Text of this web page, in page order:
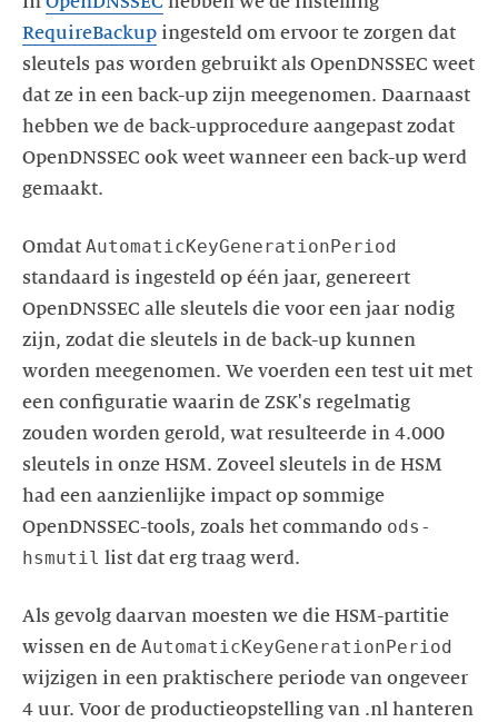
RequireBackup ingesteld om ervoor te zorgen dat
sleutels pas worden gebruikt als OpenDNSSEC weet
dat ze in een back-up zijn meegenomen. Daarnaast
hebben we de back-upprocedure aangepast zodat
OpenDNSSEC ook weet wanneer een back-up werd
Omdat AutomaticKeyGenerationPeriod
standaard is ingesteld op één jaar, genereert
OpenDNSSEC alle sleutels die voor een jaar nodig
zijn, zodat die sleutels in de back-up kunnen
worden meegenomen. We voerden een test uit met
een configuratie waarin de ZSK's regelmatig
zouden worden gerold, wat resulteerde in 4.000
sleutels in onze HSM. Zoveel sleutels in de HSM
had een aanzienlijke impact op sommige
OpenDNSSEC-tools, zoals het commando ods-
hsmutil
Als gevolg daarvan moesten we die HSM-partitie
wissen en de AutomaticKeyGenerationPeriod
wijzigen in een praktischere periode van ongeveer
4 uur. Voor de productieopstelling van .nl hanteren